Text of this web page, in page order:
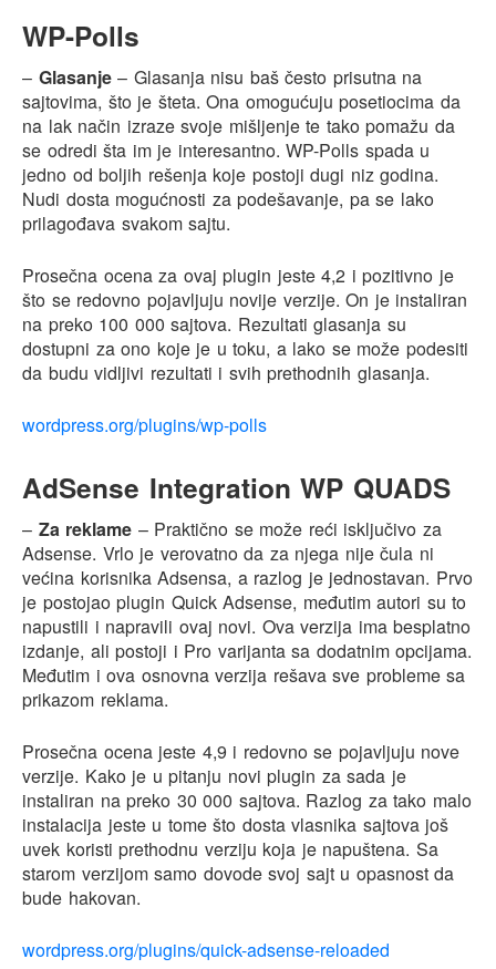
WP-Polls
– Glasanje– Glasanja nisu baš često prisutna na
sajtovima, što je šteta. Ona omogućuju posetiocima da
na lak način izraze svoje mišljenje te tako pomažu da
se odredi šta im je interesantno. WP-Polls spada u
jedno od boljih rešenja koje postoji dugi niz godina.
Nudi dosta mogućnosti za podešavanje, pa se lako
prilagođava svakom sajtu.
Prosečna ocena za ovaj plugin jeste 4,2 i pozitivno je
što se redovno pojavljuju novije verzije. On je instaliran
na preko 100 000 sajtova. Rezultati glasanja su
dostupni za ono koje je u toku, a lako se može podesiti
da budu vidljivi rezultati i svih prethodnih glasanja.
wordpress.org/plugins/wp-polls
AdSense Integration WP QUADS
– Za reklame – Praktično se može reći isključivo za
Adsense. Vrlo je verovatno da za njega nije čula ni
većina korisnika Adsensa, a razlog je jednostavan. Prvo
je postojao plugin Quick Adsense, međutim autori su to
napustili i napravili ovaj novi. Ova verzija ima besplatno
izdanje, ali postoji i Pro varijanta sa dodatnim opcijama.
Međutim i ova osnovna verzija rešava sve probleme sa
prikazom reklama.
Prosečna ocena jeste 4,9 i redovno se pojavljuju nove
verzije. Kako je u pitanju novi plugin za sada je
instaliran na preko 30 000 sajtova. Razlog za tako malo
instalacija jeste u tome što dosta vlasnika sajtova još
uvek koristi prethodnu verziju koja je napuštena. Sa
starom verzijom samo dovode svoj sajt u opasnost da
bude hakovan.
wordpress.org/plugins/quick-adsense-reloaded